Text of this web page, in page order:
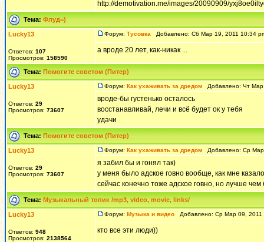
http://demotivation.me/images/20090909/
Тема: Флуд=)
Lucky13
Ответов: 107
Просмотров: 158590
Форум: Тусовка Добавлено: Сб Мар 19, 2011 10:34
а вроде 20 лет, как-никак ...
Тема: Помогите советом (Питер)
Lucky13
Ответов: 29
Просмотров: 73607
Форум: Как ухаживать за дредом Добавлено: Чт
вроде-бы густенько осталось
восстанавливай, лечи и всё будет ок у тебя
удачи
Тема: Помогите советом (Питер)
Lucky13
Ответов: 29
Просмотров: 73607
Форум: Как ухаживать за дредом Добавлено: Ср
я забил бы и гонял так)
у меня было адское говно вообще, как мне
сейчас конечно тоже адское говно, но лучше
Тема: Музыкальный топик /mp3, video, movie, links/
Lucky13
Ответов: 948
Просмотров: 2138564
Форум: Музыка и видео Добавлено: Ср Мар 09,
кто все эти люди))